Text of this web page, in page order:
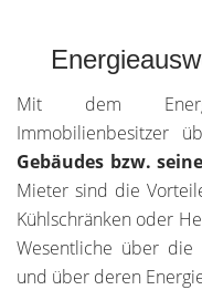
Mit dem
Immobilienbesitzer
Gebäudes bzw.
Mieter sind die
Kühlschränken oder
Wesentliche über die
und über deren